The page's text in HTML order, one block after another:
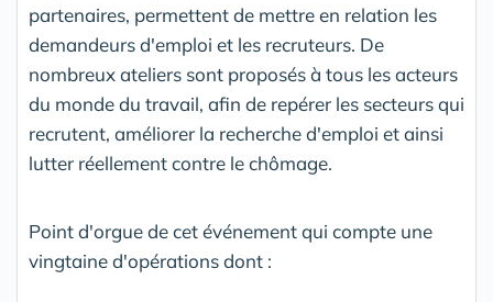
partenaires, permettent de mettre en relation les
demandeurs d'emploi et les recruteurs. De
nombreux ateliers sont proposés à tous les acteurs
du monde du travail, afin de repérer les secteurs qui
recrutent, améliorer la recherche d'emploi et ainsi
lutter réellement contre le chômage.
Point d'orgue de cet événement qui compte une
vingtaine d'opérations dont :